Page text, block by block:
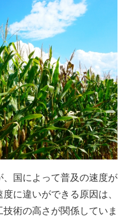
国によって普及の速度が
に違いができる原因は、
技術の高さが関係していま